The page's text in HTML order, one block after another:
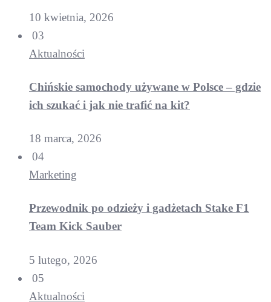
10 kwietnia, 2026
03
Aktualności
Chińskie samochody używane w Polsce – gdzie
ich szukać i jak nie trafić na kit?
18 marca, 2026
04
Marketing
Przewodnik po odzieży i gadżetach Stake F1
Team Kick Sauber
5 lutego, 2026
05
Aktualności